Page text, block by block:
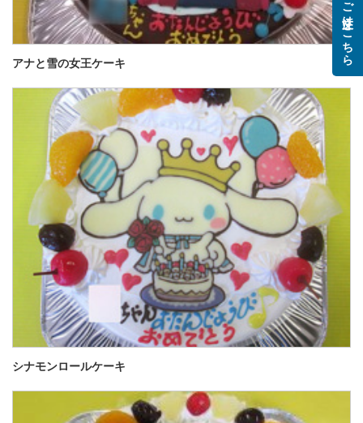
アナと雪の女王ケーキ
シナモンロールケーキ
ご注文はこちら